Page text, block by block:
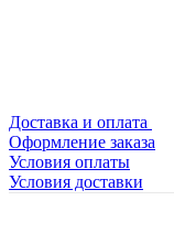
Доставка и оплата
Оформление заказа
Условия оплаты
Условия доставки